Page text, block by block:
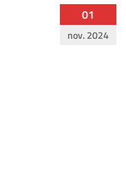
01
nov. 2024
Navigare
în